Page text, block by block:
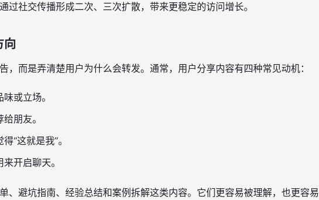
过社交传播形成二次、三次扩散，带来更稳定的访问增长。
向
，而是弄清楚用户为什么会转发。通常，用户分享内容有四种常见动机：
或立场。
朋友。
“这就是我”。
开启聊天。
、避坑指南、经验总结和案例拆解这类内容。它们更容易被理解，也更容易